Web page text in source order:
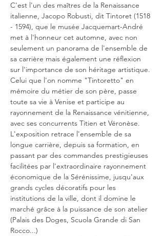
C'est l'un des maîtres de la Renaissance
italienne, Jacopo Robusti, dit Tintoret (1518
- 1594), que le musée Jacquemart-André
met à l'honneur cet automne, avec non
seulement un panorama de l'ensemble de
sa carrière mais également une réflexion
sur l'importance de son héritage artistique.
Celui que l'on nomme "Tintoretto" en
mémoire du métier de son père, passe
toute sa vie à Venise et participe au
rayonnement de la Renaissance vénitienne,
avec ses concurrents Titien et Véronèse.
L'exposition retrace l'ensemble de sa
longue carrière, depuis sa formation, en
passant par des commandes prestigieuses
facilitées par l'extraordinaire rayonnement
économique de la Sérénissime, jusqu'aux
grands cycles décoratifs pour les
institutions de la ville, dont il domine le
marché grâce à la puissance de son atelier
(Palais des Doges, Scuola Grande di San
Rocco...)